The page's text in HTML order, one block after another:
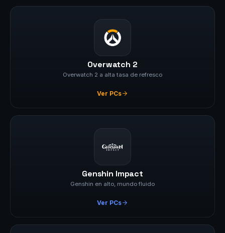
Overwatch 2
Overwatch 2 a alta tasa de refresco
Ver PCs
Genshin Impact
Genshin en alto, mundo fluido
Ver PCs